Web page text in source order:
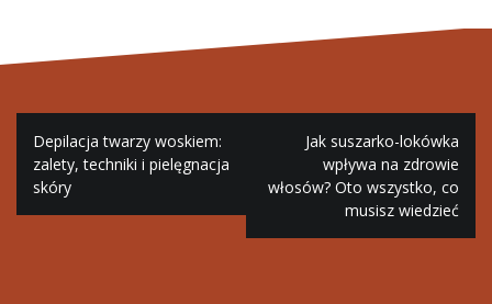
Nawigacja
wpisu
Depilacja twarzy woskiem:
zalety, techniki i pielęgnacja
skóry
Jak suszarko-lokówka
wpływa na zdrowie
włosów? Oto wszystko, co
musisz wiedzieć